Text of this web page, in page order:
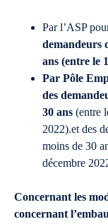
Par l’ASP
demandeurs
ans (entre le
Par Pôle
des
30 ans (entre
2022).et des
moins de 30
décembre
Concernant les
concernant